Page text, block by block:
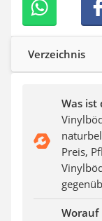
Fensterkontaktschalter
Hygrometer
LED-Baustrahler
Aluleiter
Tiefengrund
Video-
Verzeichnis
Was ist
Preis,
Worauf